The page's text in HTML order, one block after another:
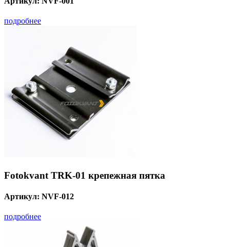
подробнее
Fotokvant TRK-01 крепежная пятка
Артикул: NVF-012
подробнее